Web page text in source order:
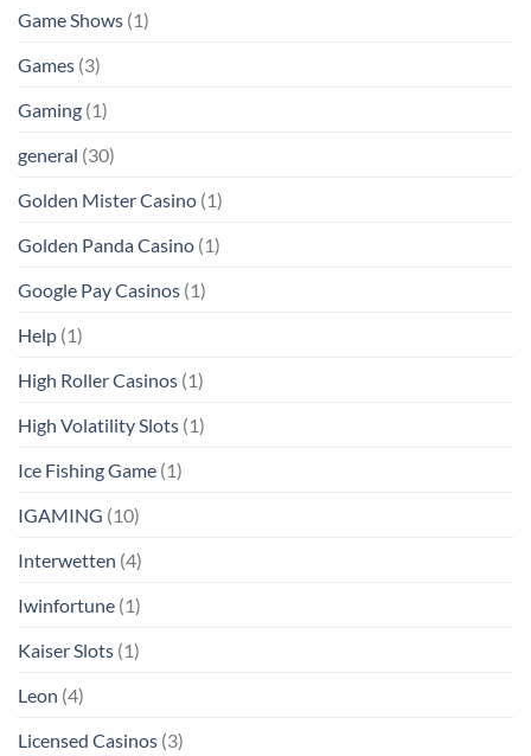
Game Shows (1)
Games (3)
Gaming (1)
general (30)
Golden Mister Casino (1)
Golden Panda Casino (1)
Google Pay Casinos (1)
Help (1)
High Roller Casinos (1)
High Volatility Slots (1)
Ice Fishing Game (1)
IGAMING (10)
Interwetten (4)
Iwinfortune (1)
Kaiser Slots (1)
Leon (4)
Licensed Casinos (3)